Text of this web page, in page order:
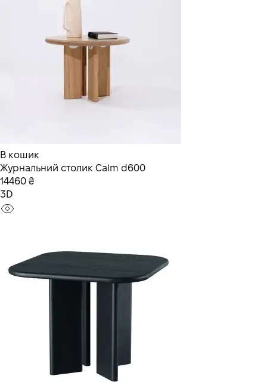
В кошик
Журнальний столик Calm d600
14460 ₴
3D